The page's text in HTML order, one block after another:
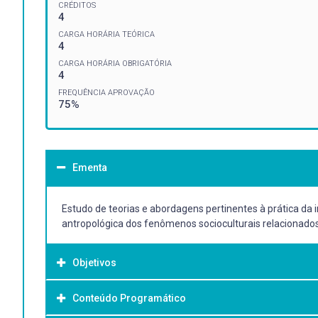
CRÉDITOS
4
CARGA HORÁRIA TEÓRICA
4
CARGA HORÁRIA OBRIGATÓRIA
4
FREQUÊNCIA APROVAÇÃO
75%
Ementa
Estudo de teorias e abordagens pertinentes à prática da
antropológica dos fenômenos socioculturais
Objetivos
Objetivo Geral:
Conteúdo Programático